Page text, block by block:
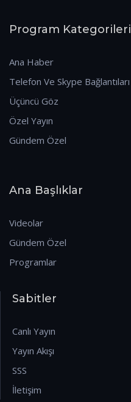
Program Kategorileri
Ana Haber
Telefon Ve Skype Bağlantıları
Üçüncü Göz
Özel Yayın
Gündem Özel
Ana Başlıklar
Videolar
Gündem Özel
Programlar
Sabitler
Canlı Yayın
Yayın Akışı
SSS
İletişim